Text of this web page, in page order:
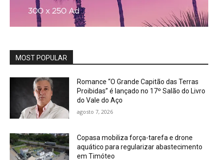
MOST POPULAR
Romance “O Grande Capitão das Terras
Proibidas” é lançado no 17º Salão do Livro
do Vale do Aço
agosto 7, 2026
Copasa mobiliza força-tarefa e drone
aquático para regularizar abastecimento
em Timóteo